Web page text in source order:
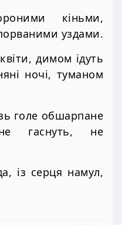
кіньми,
уздами.
димом ідуть
ночі, туманом
голе обшарпане
гаснуть, не
із серця намул,